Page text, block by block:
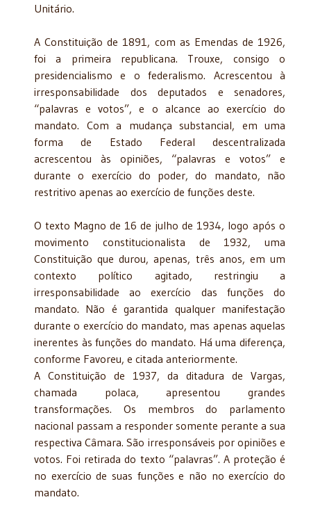
Unitário.
A Constituição de 1891, com as Emendas de 1926,
foi a primeira republicana. Trouxe, consigo o
presidencialismo e o federalismo. Acrescentou à
irresponsabilidade dos deputados e senadores,
“palavras e votos”, e o alcance ao exercício do
mandato. Com a mudança substancial, em uma
forma de Estado Federal descentralizada
acrescentou às opiniões, “palavras e votos” e
durante o exercício do poder, do mandato, não
restritivo apenas ao exercício de funções deste.
O texto Magno de 16 de julho de 1934, logo após o
movimento constitucionalista de 1932, uma
Constituição que durou, apenas, três anos, em um
contexto político agitado, restringiu a
irresponsabilidade ao exercício das funções do
mandato. Não é garantida qualquer manifestação
durante o exercício do mandato, mas apenas aquelas
inerentes às funções do mandato. Há uma diferença,
conforme Favoreu, e citada anteriormente.
A Constituição de 1937, da ditadura de Vargas,
chamada polaca, apresentou grandes
transformações. Os membros do parlamento
nacional passam a responder somente perante a sua
respectiva Câmara. São irresponsáveis por opiniões e
votos. Foi retirada do texto “palavras”. A proteção é
no exercício de suas funções e não no exercício do
mandato.